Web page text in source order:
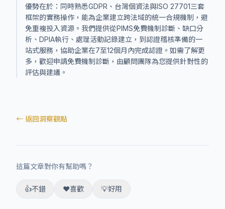
優勢在於：同時熟悉GDPR、台灣個資法與ISO 27701三套
框架的實務操作，能為企業建立跨法域的統一合規機制，避
免重複投入資源。我們提供從PIMS免費機制診斷、缺口分
析、DPIA執行、處理活動記錄建立，到認證稽核準備的一
站式服務，協助企業在7至12個月內完成認證。如需了解更
多，歡迎申請免費機制診斷，由顧問團隊為您提供針對性的
評估與建議。
← 返回洞察觀點
這篇文章對你有幫助嗎？
👍不錯 ❤️喜歡 💡好用